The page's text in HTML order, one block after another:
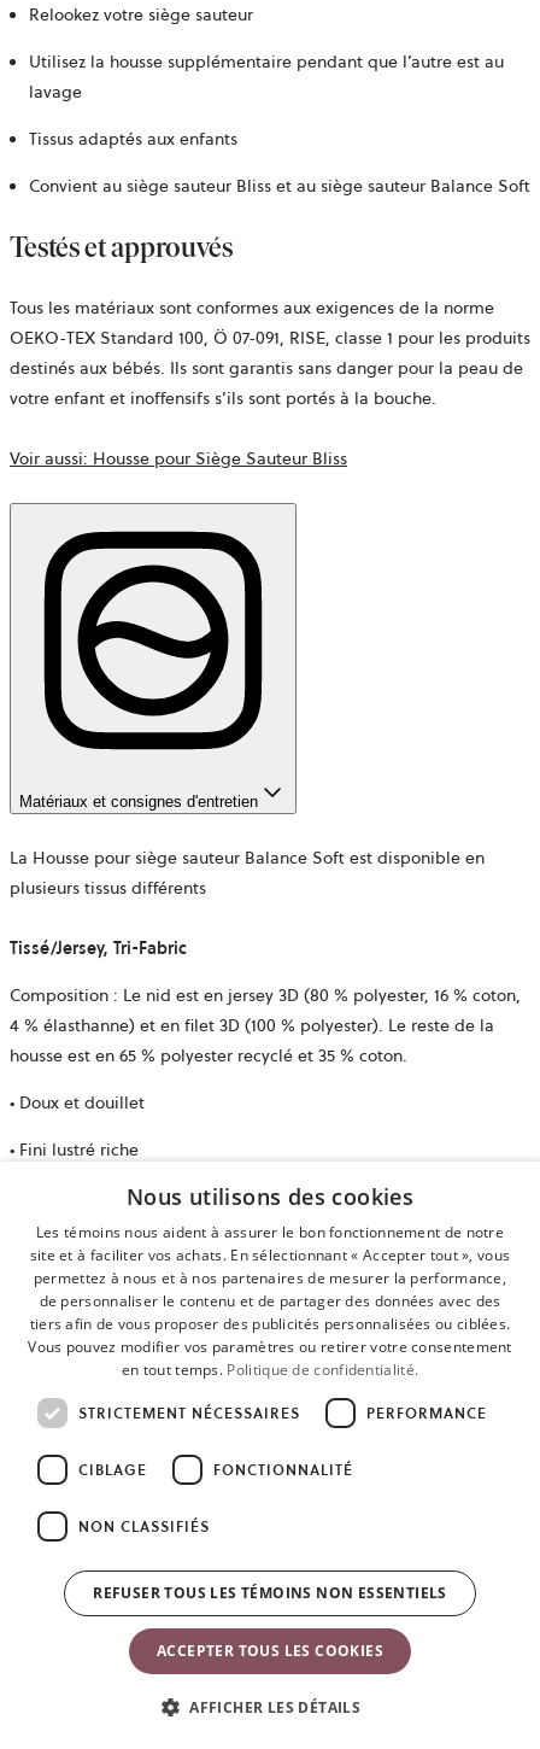
Relookez votre siège sauteur
Utilisez la housse supplémentaire pendant que l’autre est au
lavage
Tissus adaptés aux enfants
Convient au siège sauteur Bliss et au siège sauteur Balance Soft
Testés et approuvés
Tous les matériaux sont conformes aux exigences de la norme
OEKO-TEX Standard 100, Ö 07-091, RISE, classe 1 pour les produits
destinés aux bébés. Ils sont garantis sans danger pour la peau de
votre enfant et inoffensifs s’ils sont portés à la bouche.
Voir aussi: Housse pour Siège Sauteur Bliss
Matériaux et consignes d'entretien
La Housse pour siège sauteur Balance Soft est disponible en
plusieurs tissus différents
Tissé/Jersey, Tri-Fabric
Composition : Le nid est en jersey 3D (80 % polyester, 16 % coton,
4 % élasthanne) et en filet 3D (100 % polyester). Le reste de la
housse est en 65 % polyester recyclé et 35 % coton.
• Doux et douillet
• Fini lustré riche
• Sensation veloutée
Tissé
Composition : 65 % polyester recyclé, 35 % coton
• Durable et ultra doux
• Fini lustré riche
Mélange de jersey tissé
Composition : Le nid est en 80 % polyester, 16 % coton, 4 %
élasthanne. Le reste de la housse est en 65 % polyester recyclé et
35 % coton.
• Doux et douillet
Nous utilisons des cookies
Les témoins nous aident à assurer le bon fonctionnement de notre
site et à faciliter vos achats. En sélectionnant « Accepter tout », vous
permettez à nous et à nos partenaires de mesurer la performance,
de personnaliser le contenu et de partager des données avec des
tiers afin de vous proposer des publicités personnalisées ou ciblées.
Vous pouvez modifier vos paramètres ou retirer votre consentement
en tout temps. Politique de confidentialité.
STRICTEMENT NÉCESSAIRES PERFORMANCE
CIBLAGE FONCTIONNALITÉ
NON CLASSIFIÉS
ACCEPTER TOUS LES COOKIES
REFUSER TOUS LES TÉMOINS NON ESSENTIELS
AFFICHER LES DÉTAILS